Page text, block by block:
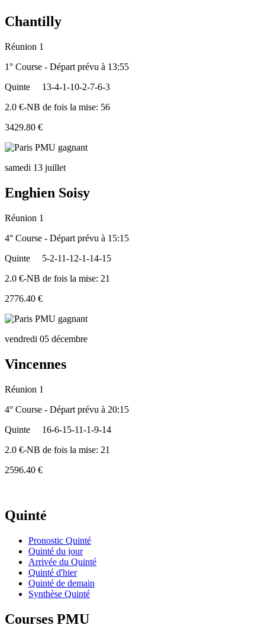
Chantilly
Réunion 1
1° Course - Départ prévu à 13:55
Quinte
13-4-1-10-2-7-6-3
2.0 €-NB de fois la mise: 56
3429.80 €
samedi 13 juillet
Enghien Soisy
Réunion 1
4° Course - Départ prévu à 15:15
Quinte
5-2-11-12-1-14-15
2.0 €-NB de fois la mise: 21
2776.40 €
vendredi 05 décembre
Vincennes
Réunion 1
4° Course - Départ prévu à 20:15
Quinte
16-6-15-11-1-9-14
2.0 €-NB de fois la mise: 21
2596.40 €
Quinté
Pronostic Quinté
Quinté du jour
Arrivée du Quinté
Quinté d'hier
Quinté de demain
Synthèse Quinté
Courses PMU